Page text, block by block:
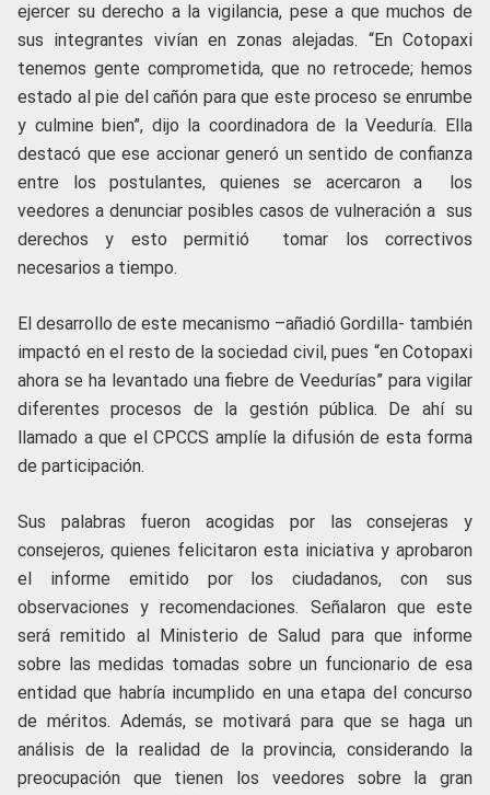
ejercer su derecho a la vigilancia, pese a que muchos de
sus integrantes vivían en zonas alejadas. “En Cotopaxi
tenemos gente comprometida, que no retrocede; hemos
estado al pie del cañón para que este proceso se enrumbe
y culmine bien”, dijo la coordinadora de la Veeduría. Ella
destacó que ese accionar generó un sentido de confianza
entre los postulantes, quienes se acercaron a los
veedores a denunciar posibles casos de vulneración a sus
derechos y esto permitió tomar los correctivos
necesarios a tiempo.
El desarrollo de este mecanismo –añadió Gordilla- también
impactó en el resto de la sociedad civil, pues “en Cotopaxi
ahora se ha levantado una fiebre de Veedurías” para vigilar
diferentes procesos de la gestión pública. De ahí su
llamado a que el CPCCS amplíe la difusión de esta forma
de participación.
Sus palabras fueron acogidas por las consejeras y
consejeros, quienes felicitaron esta iniciativa y aprobaron
el informe emitido por los ciudadanos, con sus
observaciones y recomendaciones. Señalaron que este
será remitido al Ministerio de Salud para que informe
sobre las medidas tomadas sobre un funcionario de esa
entidad que habría incumplido en una etapa del concurso
de méritos. Además, se motivará para que se haga un
análisis de la realidad de la provincia, considerando la
preocupación que tienen los veedores sobre la gran